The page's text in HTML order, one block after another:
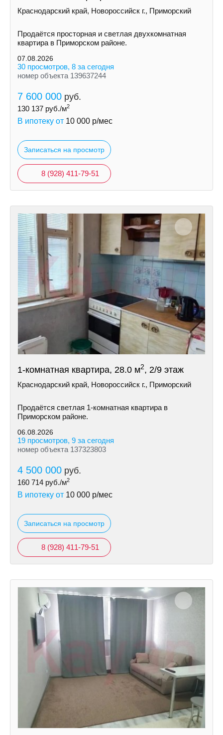
Краснодарский край, Новороссийск г., Приморский
Продаётся просторная и светлая двухкомнатная
квартира в Приморском районе.
07.08.2026
30 просмотров, 8 за сегодня
номер объекта 139637244
7 600 000 руб.
130 137 руб./м2
В ипотеку от 10 000 р/мес
Записаться на просмотр
8 (928) 411-79-51
1-комнатная квартира, 28.0 м2, 2/9 этаж
Краснодарский край, Новороссийск г., Приморский
Продаётся светлая 1-комнатная квартира в
Приморском районе.
06.08.2026
19 просмотров, 9 за сегодня
номер объекта 137323803
4 500 000 руб.
160 714 руб./м2
В ипотеку от 10 000 р/мес
Записаться на просмотр
8 (928) 411-79-51